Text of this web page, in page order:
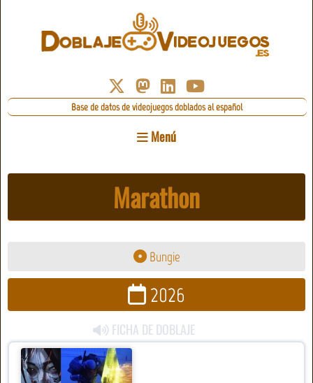
Base de datos de videojuegos doblados al español
Menú
Marathon
Bungie
2026
FICHA DE DOBLAJE